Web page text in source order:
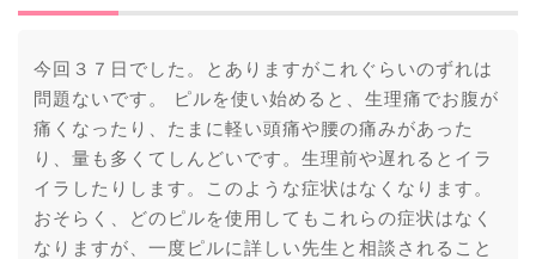
今回３７日でした。とありますがこれぐらいのずれは
問題ないです。 ピルを使い始めると、生理痛でお腹が
痛くなったり、たまに軽い頭痛や腰の痛みがあった
り、量も多くてしんどいです。生理前や遅れるとイラ
イラしたりします。このような症状はなくなります。
おそらく、どのピルを使用してもこれらの症状はなく
なりますが、一度ピルに詳しい先生と相談されること